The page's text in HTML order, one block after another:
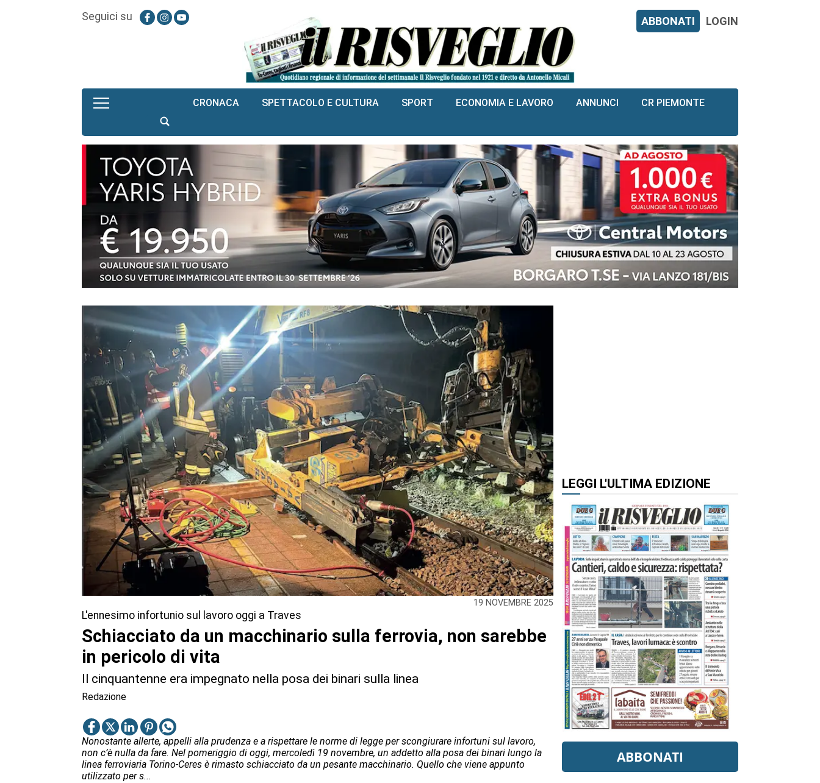
Seguici su ABBONATI LOGIN
CRONACA SPETTACOLO E CULTURA SPORT ECONOMIA E LAVORO ANNUNCI CR PIEMONTE
19 NOVEMBRE 2025
L'ennesimo infortunio sul lavoro oggi a Traves
Schiacciato da un macchinario sulla ferrovia, non sarebbe
in pericolo di vita
Il cinquantenne era impegnato nella posa dei binari sulla linea
Redazione
Nonostante allerte, appelli alla prudenza e a rispettare le norme di legge per scongiurare infortuni sul lavoro,
non c’è nulla da fare. Nel pomeriggio di oggi, mercoledì 19 novembre, un addetto alla posa dei binari lungo la
linea ferroviaria Torino-Ceres è rimasto schiacciato da un pesante macchinario. Quello che viene appunto
utilizzato per s...
LEGGI L'ULTIMA EDIZIONE
ABBONATI